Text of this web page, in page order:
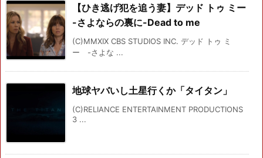
【ひき逃げ犯を追う妻】デッド トゥ ミー
-さよならの裏に-Dead to me
(C)MMXIX CBS STUDIOS INC. デッド トゥ ミ
ー -さよな ...
地球ヤバいし土星行くか「タイタン」
(C)RELIANCE ENTERTAINMENT PRODUCTIONS
3 ...